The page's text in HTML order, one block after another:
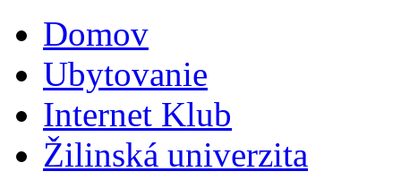
Domov
Ubytovanie
Internet Klub
Žilinská univerzita